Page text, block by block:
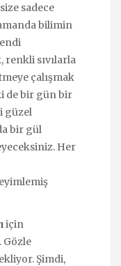
sadece
bilimin
sıvılarla
çalışmak
de bir gün bir
güzel
bir gül
Her
için
Gözle
Şimdi,